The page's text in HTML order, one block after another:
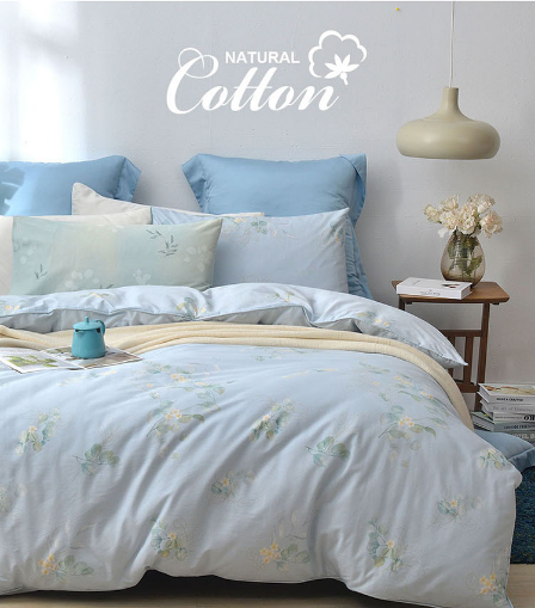
購買商品的店家。未經商家同意取消之訂單仍視為有效，需透過AFTEE先享
※ 交易是否成功請以「AFTEE先享後付 」之結帳頁面顯示為準，若有關於
是否繳費成功／繳費後需取消欲退款等相關疑問，請聯繫「AFTEE先享後付
https://netprotections.freshdesk.com/support/home
１．透過由恩沛科技股份有限公司提供之「AFTEE先享後付」服務完成之交
易，需依本服務之必要範圍內提供個人資料，並將交易相關給付款項請求債
權轉讓予恩沛科技股份有限公司。
２．關於個人資料處理事宜，請瀏覽以下網址：
https://aftee.tw/terms/#terms3
３．未成年的使用者請事先徵得法定代理人或監護人之同意方可使用
「AFTEE先享後付」，若未經同意申辦者引起之損失，本公司不負相關責
任。
４．使用「AFTEE先享後付」時，將依據個別帳號之用戶狀況，依本公司即
時審查核予不同之上限額度；若仍有額度不足之情形，本公司將視審查結果
請求用戶進行身份認證。
５．嚴禁一人註冊多個帳號或使用他人資訊註冊。若發現惡意使用之情形，
恩沛科技股份有限公司將有權停止該用戶之使用額度並採取法律行動。